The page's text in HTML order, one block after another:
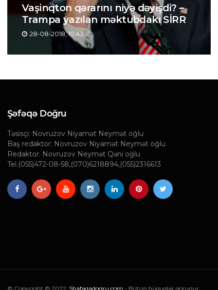
Vaşinqton qərarını niyə dəyişdi? –
Trampa yazılan məktubdakı SİRR
28-08-2018, 10:43
Şəfəqə Doğru
Təsisçi: Novruzov Niyamət Neymət oğlu
Baş redaktor: Novruzov Niyamət Neymət oğlu
Redaktor: Novruzov Neymət Qəni oğlu
Tel.(055)472-08-58,(070)6218894,(055)2316613
© Copyright © 2022. Shafaqadogru.com - Bütün hüquqlar qorunur.